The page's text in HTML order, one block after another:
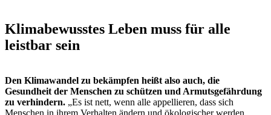
Klimabewusstes Leben muss für alle
leistbar sein
Den Klimawandel zu bekämpfen heißt also auch, die
Gesundheit der Menschen zu schützen und Armutsgefährdung
zu verhindern. „Es ist nett, wenn alle appellieren, dass sich